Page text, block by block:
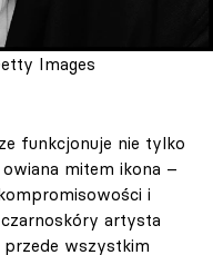
Images
funkcjonuje nie tylko
mitem ikona –
i
artysta
przede wszystkim